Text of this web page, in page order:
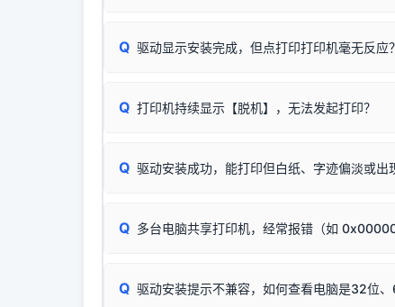
尝试更换一条带双磁环屏蔽的优质打印线，劣
这是打印机行业普遍采用的**官方命名规则**。
为了提高开发和维护效率，官方只会为该系列
📌 行业常见典型例子（它们共用同一个官方驱
：HP Smart Tank 511、515、516、518
：Epson L4266、L4268、L4269等属于
Q 驱动显示安装完成，但点打印打印机毫无反应？
观察打印机指示灯： 🟢 绿灯常亮 通常代表
进行简易复印测试（限一体机）：掀开扫描
❌ 复印无反应/打印白纸 = 打印机本身存在硬
Q 打印机持续显示【脱机】，无法发起打印？
进入系统打印队列，点击顶部「打印机」菜单
完整图文修复指导：打印机显示脱机一键修复教程
Q 驱动安装成功，能打印但白纸、字迹偏淡或出
机身自检或复印同样不正常：激光机可能碳粉
Q 多台电脑共享打印机，经常报错（如
✅ 建议首先自查：打印机本身是否支持WiFi/
Q 驱动安装提示不兼容，如何查看电脑是32位